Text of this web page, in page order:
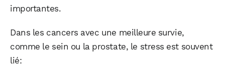
importantes.
Dans les cancers avec une meilleure survie,
comme le sein ou la prostate, le stress est souvent
lié: